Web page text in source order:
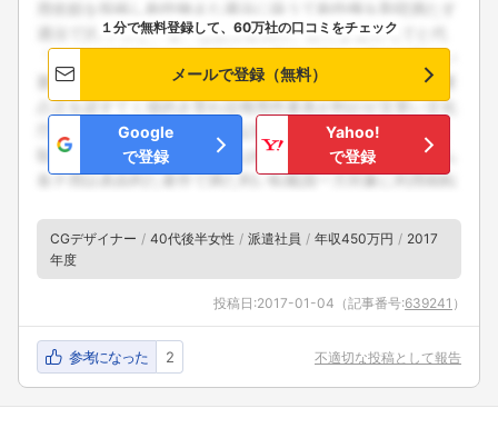
１分で無料登録して、60万社の口コミをチェック
メールで登録（無料）
Google
で登録
Yahoo!
で登録
CGデザイナー 40代後半女性 派遣社員 年収450万円
2017
年度
投稿日:2017-01-04 （記事番号:639241 ）
参考になった 2 不適切な投稿として報告